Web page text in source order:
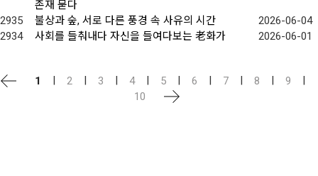
존재 묻다
2935 불상과 숲, 서로 다른 풍경 속 사유의 시간
2026-06-04
2934
사회를 들춰내다 자신을 들여다보는 老화가 2026-06-01
1 | 2 | 3 | 4 | 5 | 6 | 7 | 8 | 9
|
10